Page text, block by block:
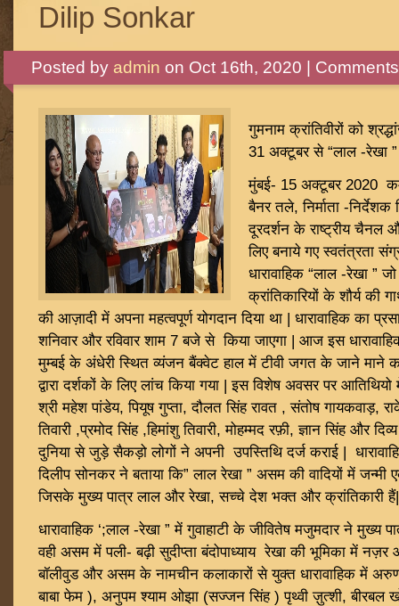
Dilip Sonkar
Posted by admin on Oct 16th, 2020 |
गुमनाम क्रांतिवीरों को
31 अक्टूबर से “लाल -रेखा ”
मुंबई- 15 अक्टूबर 2020
बैनर तले, निर्माता -
दूरदर्शन के राष्ट्रीय चैनल
लिए बनाये गए स्वतंत्रता
धारावाहिक “लाल -रेखा ”
क्रांतिकारियों के शौर्य की
की आज़ादी में अपना महत्वपूर्ण योगदान दिया था | धारावाहिक का
शनिवार और रविवार शाम 7 बजे से किया जाएगा | आज इस
मुम्बई के अंधेरी स्थित व्यंजन बैंक्वेट हाल में टीवी जगत के जाने माने
द्वारा दर्शकों के लिए लांच किया गया | इस विशेष अवसर पर आतिथियो
श्री महेश पांडेय, पियूष गुप्ता, दौलत सिंह रावत , संतोष गायकवाड़,
तिवारी ,प्रमोद सिंह ,हिमांशु तिवारी, मोहम्मद रफ़ी, ज्ञान सिंह और
दुनिया से जुड़े सैकड़ो लोगों ने अपनी उपस्तिथि दर्ज कराई |
दिलीप सोनकर ने बताया कि” लाल रेखा ” असम की वादियों में जन्मी
जिसके मुख्य पात्र लाल और रेखा, सच्चे देश भक्त और क्रांतिकारी हैं|
धारावाहिक ‘;लाल -रेखा ” में गुवाहाटी के जीवितेष मजुमदार ने मुख्य
वही असम में पली- बढ़ी सुदीप्ता बंदोपाध्याय रेखा की भूमिका में
बॉलीवुड और असम के नामचीन कलाकारों से युक्त धारावाहिक में
बाबा फेम ), अनुपम श्याम ओझा (सज्जन सिंह ) पृथ्वी ज़ुत्शी, बीरबल